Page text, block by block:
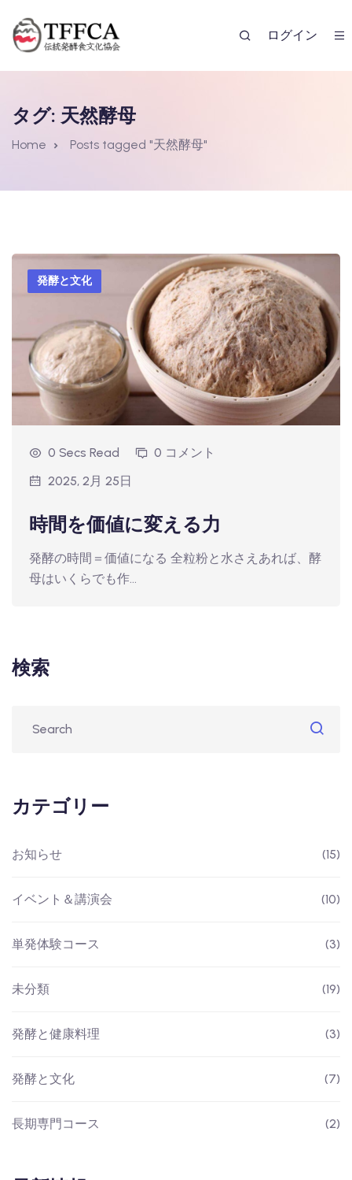
ログイン
タグ: 天然酵母
Home Posts tagged "天然酵母"
発酵と文化
0 Secs Read
0 コメント
2025, 2月 25日
時間を価値に変える力
発酵の時間＝価値になる 全粒粉と水さえあれば、酵
母はいくらでも作...
検索
カテゴリー
お知らせ (15)
イベント＆講演会 (10)
単発体験コース (3)
未分類 (19)
発酵と健康料理 (3)
発酵と文化 (7)
長期専門コース (2)